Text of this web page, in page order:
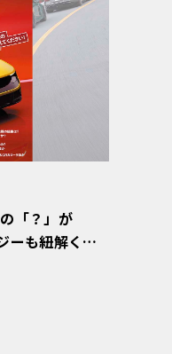
「？」が
ーも紐解く